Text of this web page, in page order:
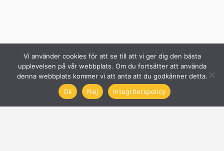
Vi använder cookies för att se till att vi ger dig den bästa
upplevelsen på vår webbplats. Om du fortsätter att använda
denna webbplats kommer vi att anta att du godkänner detta.
Ok
Nej Integritetspolicy